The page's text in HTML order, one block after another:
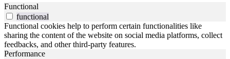
Functional
functional
Functional cookies help to perform certain functionalities like
sharing the content of the website on social media platforms, collect
feedbacks, and other third-party features.
Performance